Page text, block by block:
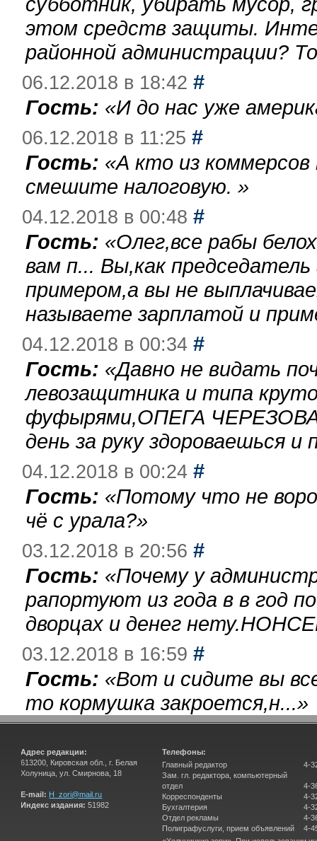
этом средств защиты.
районной администрации?
06.12.2018 в 18:42 #
Гость: «И до нас уже
06.12.2018 в 11:25 #
Гость: «А кто из
смешите налоговую. »
04.12.2018 в 00:48 #
Гость: «Олег,все рабы
вам п... Вы,как
примером,а вы не
называете зарплатой и
04.12.2018 в 00:34 #
Гость: «Давно не видать
левозащитника и типа
фуфырями,ОПЕГА
день за руку здороваешься
04.12.2018 в 00:24 #
Гость: «Потому что не
чё с урала?»
03.12.2018 в 20:56 #
Гость: «Почему у
рапортуют из года в в год
дворцах и денег
03.12.2018 в 16:59 #
Гость: «Вот и сидите вы
то кормушка закроется,н...»
Адрес редакции:
613200, Кировская обл., г. Белая
Холуница, ул. Смирнова, 18
E-mail: H_zori@mail.ru
Индекс издания: 51982
Телефоны:
Главный редактор
Зам. гл. редактора, компьютерный
отдел
Корреспонденты
Бухгалтерия
Отдел рекламы
Полиграфуслуги, прием объявлений
4-
4-
4-
4-
4-
4-